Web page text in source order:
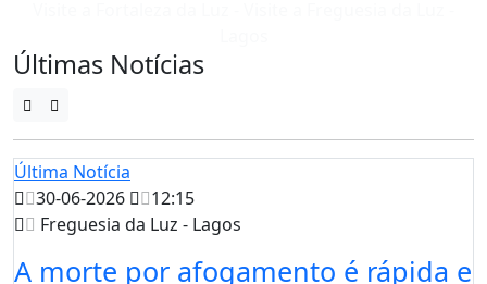
Últimas Notícias
Última Notícia
30-06-2026
12:15
Freguesia da Luz - Lagos
A morte por afogamento é rápida e